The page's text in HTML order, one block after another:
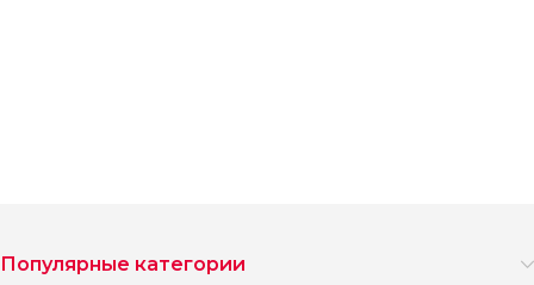
Популярные категории